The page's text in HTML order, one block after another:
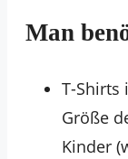
Man
T-Shirts
Größe
Kinder